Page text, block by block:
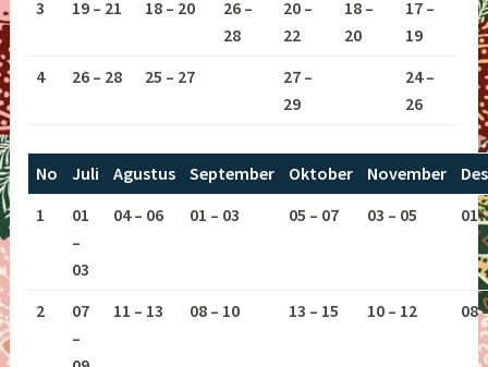
3 19 – 21 18 – 20
26 –
28
20 –
22
18 –
20
17 –
19
4
26 – 28 25 – 27
27 –
29
24 –
26
No Juli Agustus September Oktober November
1
01
–
03
04 – 06 01 – 03 05 – 07 03 – 05 01
2
07
–
11 – 13 08 – 10 13 – 15 10 – 12 08